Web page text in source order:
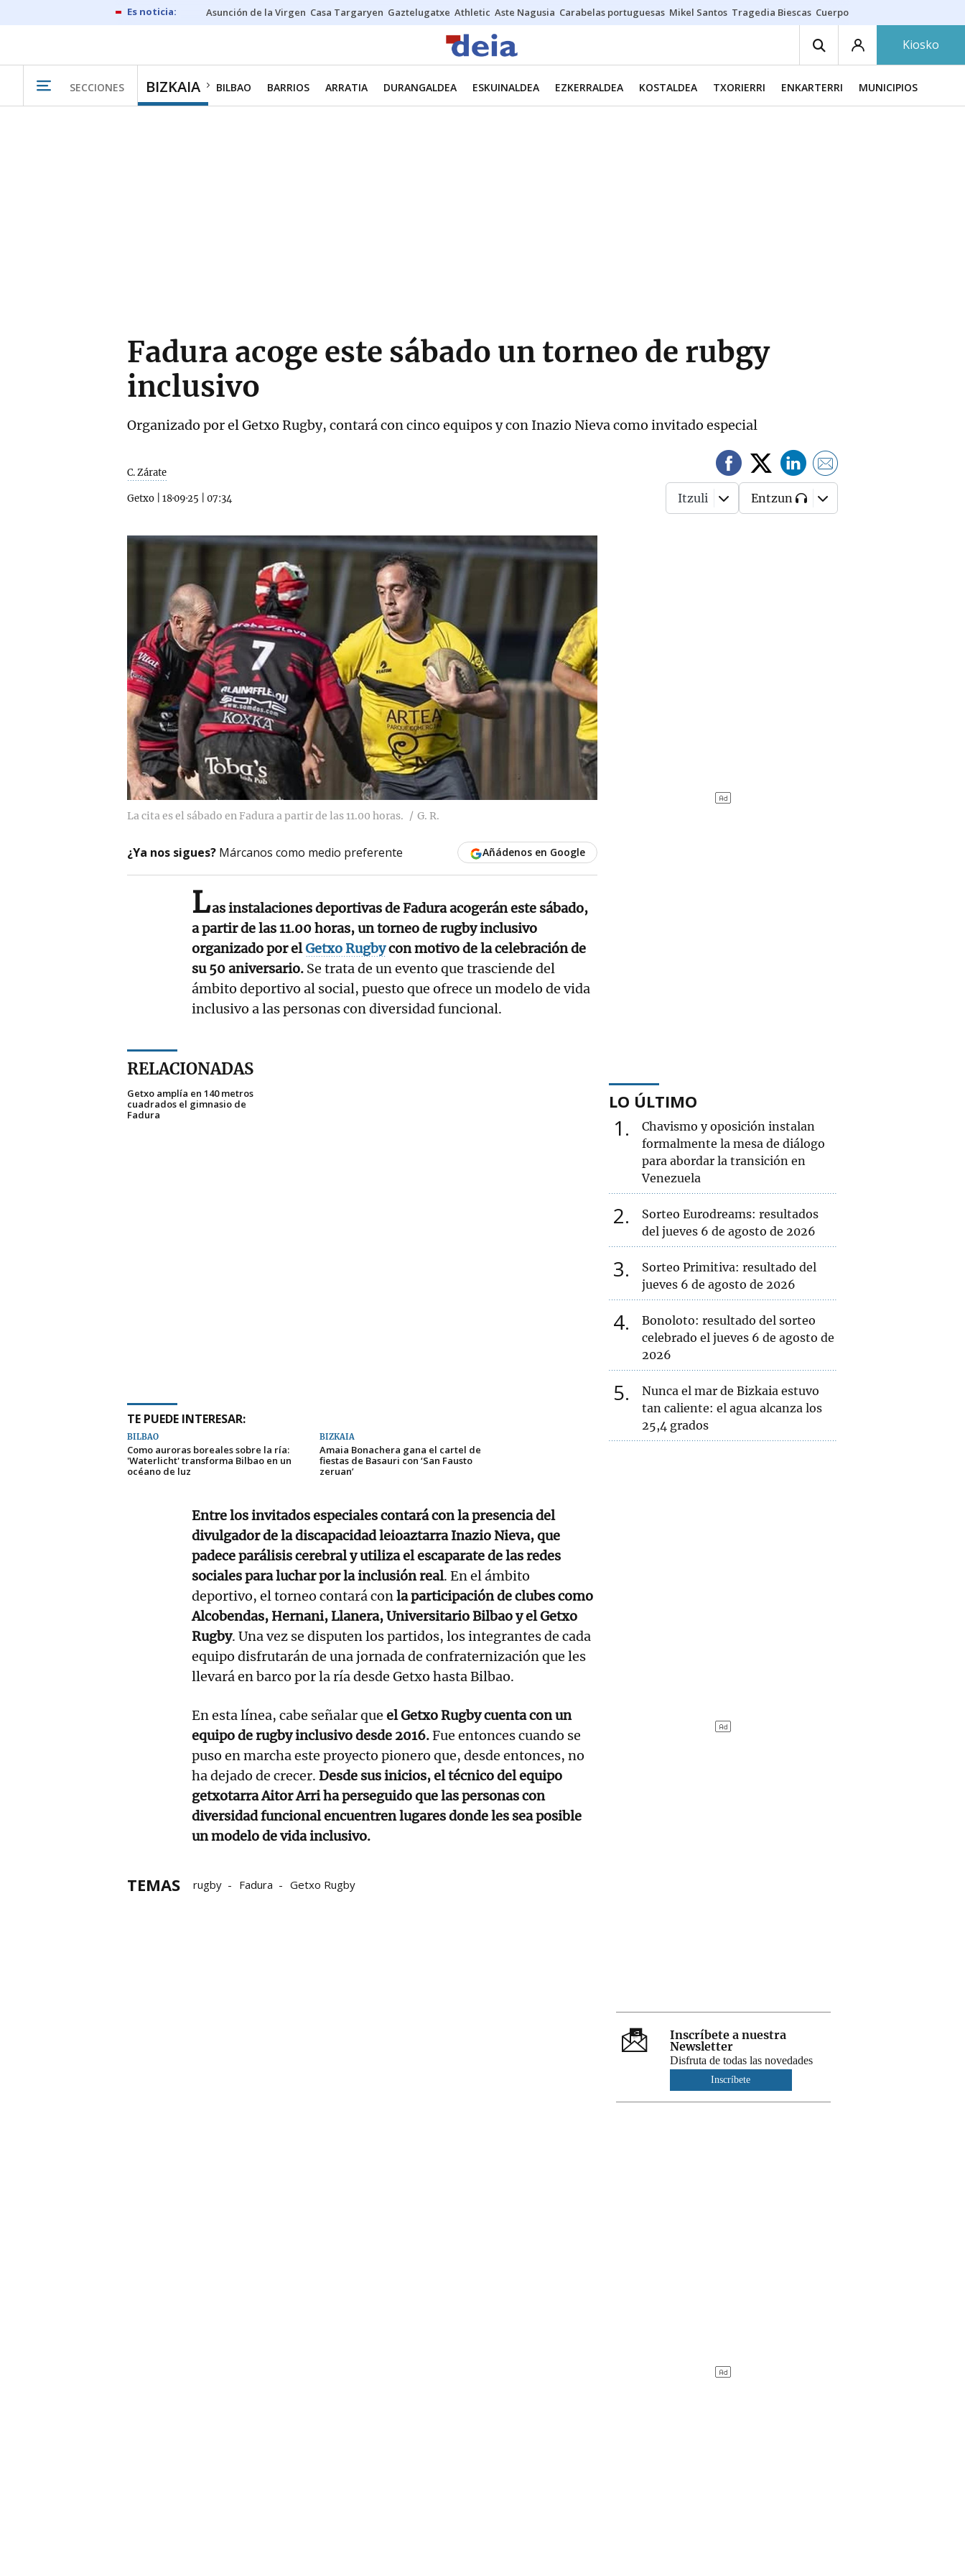
Asunción de la Virgen Casa Targaryen Gaztelugatxe Athletic Aste Nagusia Carabelas portuguesas Mikel Santos Tragedia Biescas Cuerpo ría
Kiosko
SECCIONES BIZKAIA BILBAO BARRIOS ARRATIA DURANGALDEA ESKUINALDEA EZKERRALDEA KOSTALDEA TXORIERRI ENKARTERRI MUNICIPIOS
Fadura acoge este sábado un torneo de rubgy
inclusivo
Organizado por el Getxo Rugby, contará con cinco equipos y con Inazio Nieva como invitado especial
C. Zárate
Getxo 18·09·25 07:34 Itzuli Entzun
La cita es el sábado en Fadura a partir de las 11.00 horas. G. R.
¿Ya nos sigues? Márcanos como medio preferente Añádenos en Google
Las instalaciones deportivas de Fadura acogerán este sábado,
a partir de las 11.00 horas, un torneo de rugby inclusivo
organizado por elGetxo Rugbycon motivo de la celebración de
su 50 aniversario. Se trata de un evento que trasciende del
ámbito deportivo al social, puesto que ofrece un modelo de vida
inclusivo a las personas con diversidad funcional.
RELACIONADAS
Getxo amplía en 140 metros
cuadrados el gimnasio de
Fadura
TE PUEDE INTERESAR:
BILBAO
Como auroras boreales sobre la ría:
'Waterlicht' transforma Bilbao en un
océano de luz
BIZKAIA
Amaia Bonachera gana el cartel de
fiestas de Basauri con ‘San Fausto
zeruan’
Entre los invitados especiales contará con la presencia del
divulgador de la discapacidad leioaztarra Inazio Nieva, que
padece parálisis cerebral y utiliza el escaparate de las redes
sociales para luchar por la inclusión real. En el ámbito
deportivo, el torneo contará conla participación de clubes como
Alcobendas, Hernani, Llanera, Universitario Bilbao y el Getxo
Rugby. Una vez se disputen los partidos, los integrantes de cada
equipo disfrutarán de una jornada de confraternización que les
llevará en barco por la ría desde Getxo hasta Bilbao.
En esta línea, cabe señalar que el Getxo Rugby cuenta con un
equipo de rugby inclusivo desde 2016.Fue entonces cuando se
puso en marcha este proyecto pionero que, desde entonces, no
ha dejado de crecer. Desde sus inicios, el técnico del equipo
getxotarra Aitor Arri ha perseguido que las personas con
diversidad funcional encuentren lugares donde les sea posible
un modelo de vida inclusivo.
TEMAS rugby Fadura Getxo Rugby
LO ÚLTIMO
1
Chavismo y oposición instalan
formalmente la mesa de diálogo
para abordar la transición en
Venezuela
2
Sorteo Eurodreams: resultados
del jueves 6 de agosto de 2026
3
Sorteo Primitiva: resultado del
jueves 6 de agosto de 2026
4
Bonoloto: resultado del sorteo
celebrado el jueves 6 de agosto de
2026
5
Nunca el mar de Bizkaia estuvo
tan caliente: el agua alcanza los
25,4 grados
Inscríbete a nuestra
Newsletter
Disfruta de todas las novedades
Inscríbete